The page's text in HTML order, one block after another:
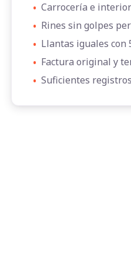
• Carrocería e
• Rines sin golpes
• Llantas iguales con
• Factura original y
• Suficientes